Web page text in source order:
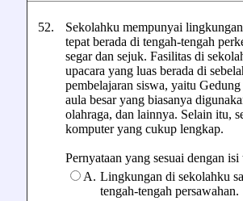
52.
Sekolahku mempunyai
tepat berada di tengah-tengah
segar dan sejuk. Fasilitas di
upacara yang luas berada di
pembelajaran siswa, yaitu
aula besar yang biasanya
olahraga, dan lainnya. Selain itu,
komputer yang cukup lengkap.
Pernyataan yang sesuai dengan
A. Lingkungan di sekolahku
tengah-tengah persawahan.